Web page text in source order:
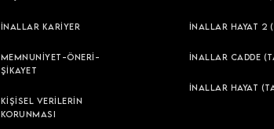
İNALLAR KARİYER
MEMNUNİYET-ÖNERİ-
ŞİKAYET
KİŞİSEL VERİLERİN
KORUNMASI
İNALLAR HAYAT
İNALLAR CADDE
İNALLAR HAYAT